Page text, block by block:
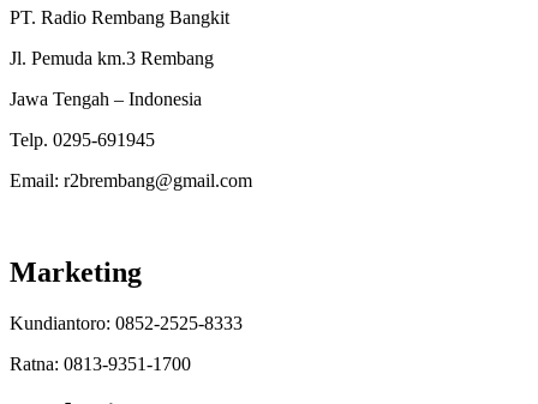
PT. Radio Rembang Bangkit
Jl. Pemuda km.3 Rembang
Jawa Tengah – Indonesia
Telp. 0295-691945
Email: r2brembang@gmail.com
Marketing
Kundiantoro: 0852-2525-8333
Ratna: 0813-9351-1700